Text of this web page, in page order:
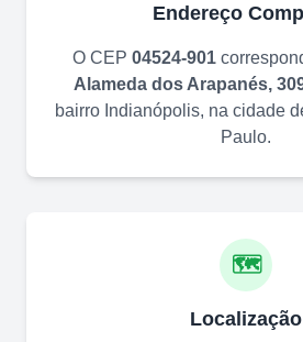
Endereço
O CEP 04524-901
Alameda dos Arapanés,
bairro Indianópolis, na cidade
Paulo.
🗺️
Localização